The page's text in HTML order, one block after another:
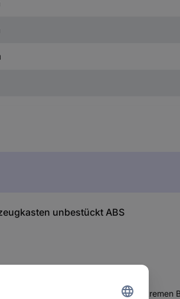
unbestückt ABS
Herausforderung und hält auch extremen